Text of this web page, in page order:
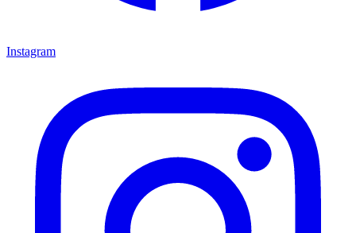
Instagram